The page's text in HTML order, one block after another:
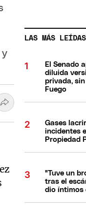
y
LAS MÁS LEÍDAS
El Senado
diluida
privada, sin
Fuego
Gases
incidentes
Propiedad
"Tuve un
tras el
dio íntimos